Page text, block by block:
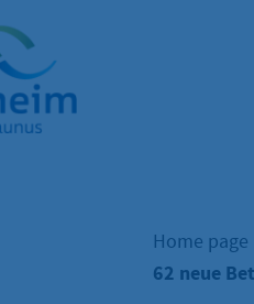
Home page
62 neue